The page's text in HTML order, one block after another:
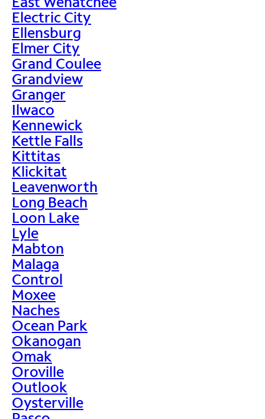
Electric City
Ellensburg
Elmer City
Grand Coulee
Grandview
Granger
Ilwaco
Kennewick
Kettle Falls
Kittitas
Klickitat
Leavenworth
Long Beach
Loon Lake
Lyle
Mabton
Malaga
Control
Moxee
Naches
Ocean Park
Okanogan
Omak
Oroville
Outlook
Oysterville